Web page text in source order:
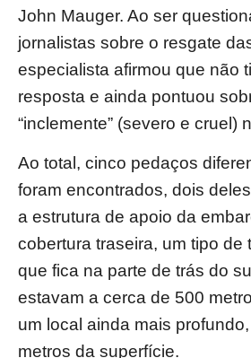
John Mauger. Ao ser
jornalistas sobre o resgate
especialista afirmou que não
resposta e ainda pontuou
“inclemente” (severo e cruel)
Ao total, cinco pedaços
foram encontrados, dois
a estrutura de apoio da
cobertura traseira, um tipo de
que fica na parte de trás do
estavam a cerca de 500
um local ainda mais
metros da superfície.